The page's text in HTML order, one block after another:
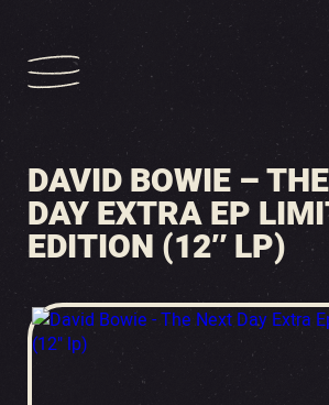
DAVID BOWIE –
DAY EXTRA EP
EDITION (12″ LP)